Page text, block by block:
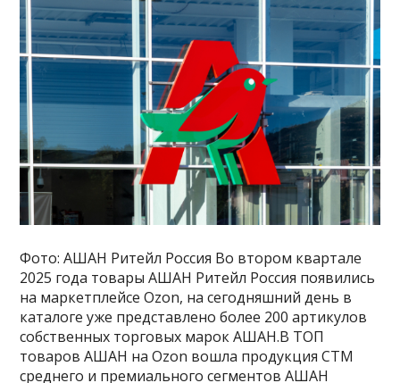
Фото: АШАН Ритейл Россия Во втором квартале
2025 года товары АШАН Ритейл Россия появились
на маркетплейсе Ozon, на сегодняшний день в
каталоге уже представлено более 200 артикулов
собственных торговых марок АШАН.В ТОП
товаров АШАН на Ozon вошла продукция СТМ
среднего и премиального сегментов АШАН